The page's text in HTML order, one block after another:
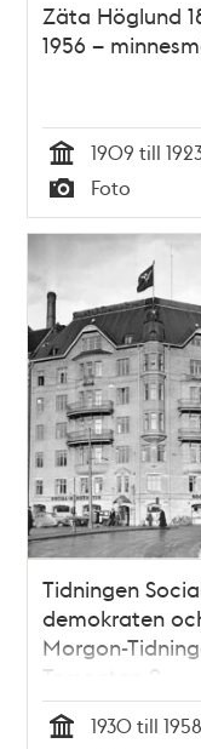
Zäta Höglund
1956 –
Tid
1909 till
Typ
Foto
Tidningen
demokraten
Morgon-
Torsgatan 2
1930 till 1958